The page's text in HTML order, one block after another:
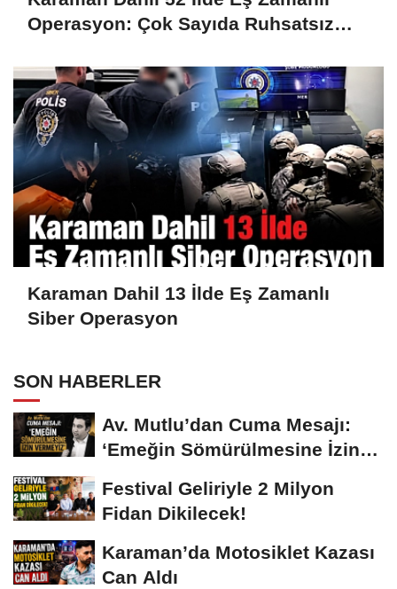
Operasyon: Çok Sayıda Ruhsatsız
Karaman Dahil 13 İlde Eş Zamanlı
Siber Operasyon
SON HABERLER
Av. Mutlu’dan Cuma Mesajı:
‘Emeğin Sömürülmesine İzin
Festival Geliriyle 2 Milyon
Fidan Dikilecek!
Karaman’da Motosiklet Kazası
Can Aldı